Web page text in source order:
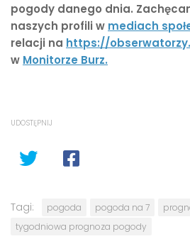
pogody danego dnia.
naszych profili w mediach
relacji na https://
w Monitorze Burz.
UDOSTĘPNIJ
Tagi: pogoda pogoda na 7
tygodniowa prognoza pogody